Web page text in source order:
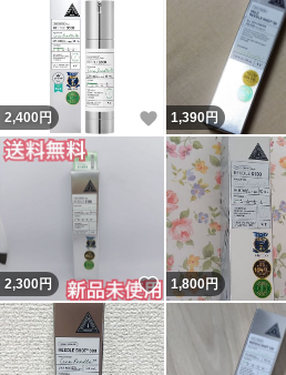
2,400 円 いいね！
1,390円
2,300円 いいね！
1,800円